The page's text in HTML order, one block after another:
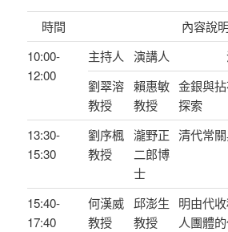
時間
內容說明
10:00-
12:00
主持人 演講人
劉翠溶
教授
賴惠敏
教授
金銀與
探索
13:30-
15:30
劉序楓
教授
瀧野正
二郎博
士
清代常
15:40-
17:40
何漢威
教授
邱澎生
教授
明由代
人團體